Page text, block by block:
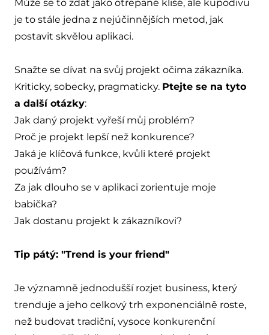
Může se to zdát jako otřepané klišé, ale kupodivu
je to stále jedna z nejúčinnějších metod, jak
postavit skvělou aplikaci.
Snažte se dívat na svůj projekt očima zákazníka.
Kriticky, sobecky, pragmaticky. Ptejte se na tyto
a další otázky:
Jak daný projekt vyřeší můj problém?
Proč je projekt lepší než konkurence?
Jaká je klíčová funkce, kvůli které projekt
používám?
Za jak dlouho se v aplikaci zorientuje moje
babička?
Jak dostanu projekt k zákazníkovi?
Tip pátý: "Trend is your friend"
Je významně jednodušší rozjet business, který
trenduje a jeho celkový trh exponenciálně roste,
než budovat tradiční, vysoce konkurenční